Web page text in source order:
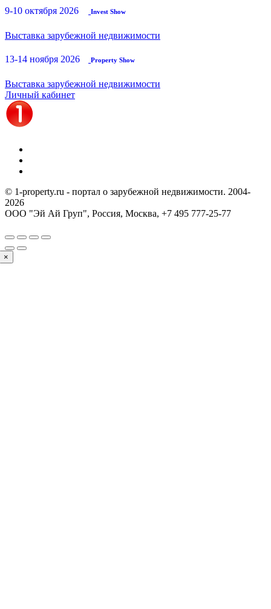
9-10 октября 2026 Invest Show
Выставка зарубежной недвижимости
13-14 ноября 2026 Property Show
Выставка зарубежной недвижимости
Личный кабинет
© 1-property.ru - портал о зарубежной недвижимости. 2004-
2026
ООО "Эй Ай Груп", Россия, Москва, +7 495 777-25-77
×